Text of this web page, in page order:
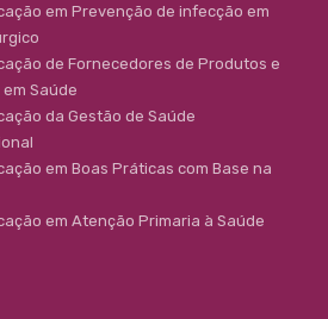
em Prevenção de infecção em
de Fornecedores de Produtos e
Saúde
da Gestão de Saúde
em Boas Práticas com Base na
em Atenção Primaria à Saúde